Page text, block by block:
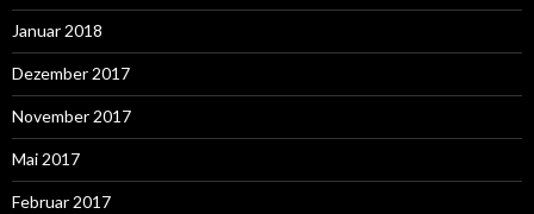
Januar 2018
Dezember 2017
November 2017
Mai 2017
Februar 2017